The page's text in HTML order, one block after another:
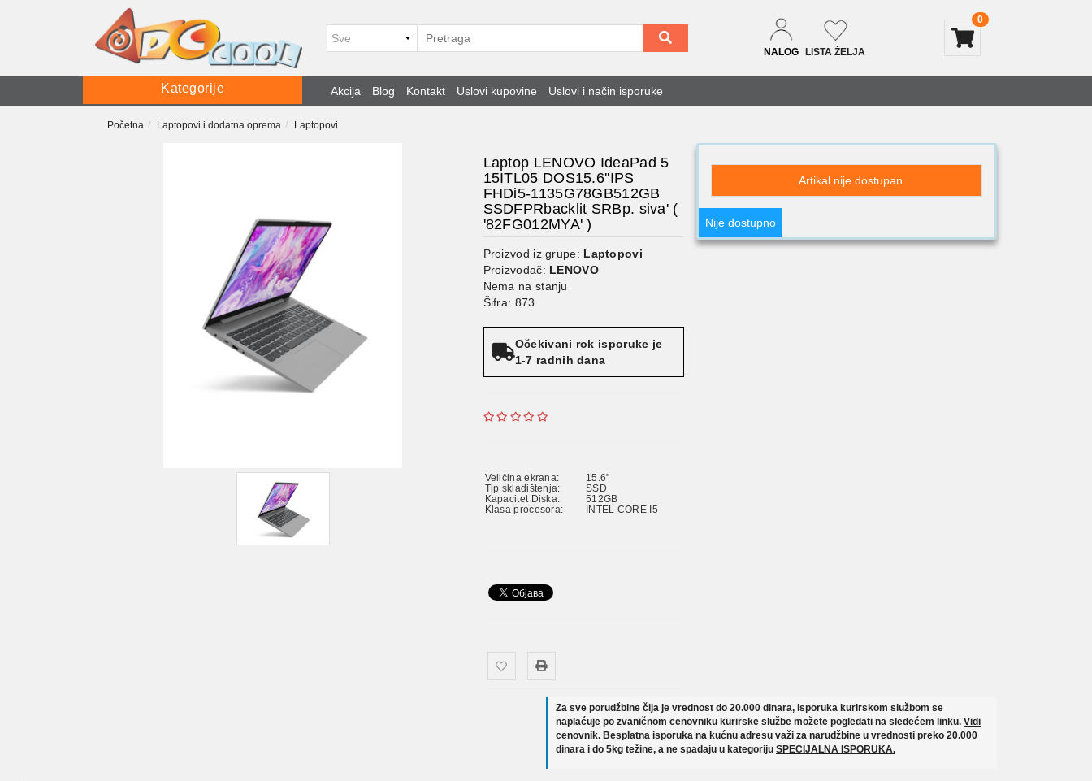
NALOG LISTA ŽELJA
0
Kategorije Akcija Blog Kontakt Uslovi kupovine Uslovi i način isporuke
Početna Laptopovi i dodatna oprema Laptopovi
Laptop LENOVO IdeaPad 5
15ITL05 DOS15.6''IPS
FHDi5-1135G78GB512GB
SSDFPRbacklit SRBp. siva' (
'82FG012MYA' )
Proizvod iz grupe: Laptopovi
Proizvođač: LENOVO
Nema na stanju
Šifra: 873
Očekivani rok isporuke je
1-7 radnih dana
Veličina ekrana:
15.6"
Tip skladištenja:
SSD
Kapacitet Diska:
512GB
Klasa procesora:
INTEL CORE I5
Artikal nije dostupan
Nije dostupno
Za sve porudžbine čija je vrednost do 20.000 dinara, isporuka kurirskom službom se
naplaćuje po zvaničnom cenovniku kurirske službe možete pogledati na sledećem linku. Vidi
cenovnik. Besplatna isporuka na kućnu adresu važi za narudžbine u vrednosti preko 20.000
dinara i do 5kg težine, a ne spadaju u kategoriju SPECIJALNA ISPORUKA.